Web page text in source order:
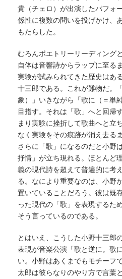
貴（チェロ）が出演したパフォ
係性に複数の問いを投げかけ、
もたらした。
むろんポエトリーリーディング
自体は音響詩からラップに至る
実験が試みられてきた歴史はあ
十三郎である。これが難物だ。
象）」いきながら「歌に（＝単
目指す。それは「歌」へと回帰
まり実験に挫折して歌曲へと立
なく実験をその痕跡が消え去る
さらに「歌」になるのだと小野
抒情」が立ち現れる。ほとんど
義の現代詩を超えて普遍的に考
る。なにより重要なのは、小野
置いていることだろう。彼は既
った現代の「歌」を表現するた
そう言っているのである。
とはいえ、こうした小野十三郎
表現が音楽公演「歌と逆に。歌
い。小野はあくまでもモチーフ
太郎は彼らなりのやり方で言葉